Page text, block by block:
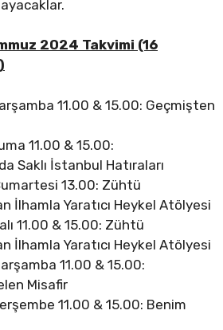
2024 Takvimi (16
11.00 & 15.00: Geçmişten
11.00 & 15.00:
Saklı İstanbul Hatıraları
13.00: Zühtü
İlhamla Yaratıcı Heykel Atölyesi
11.00 & 15.00: Zühtü
İlhamla Yaratıcı Heykel Atölyesi
11.00 & 15.00:
Misafir
11.00 & 15.00: Benim